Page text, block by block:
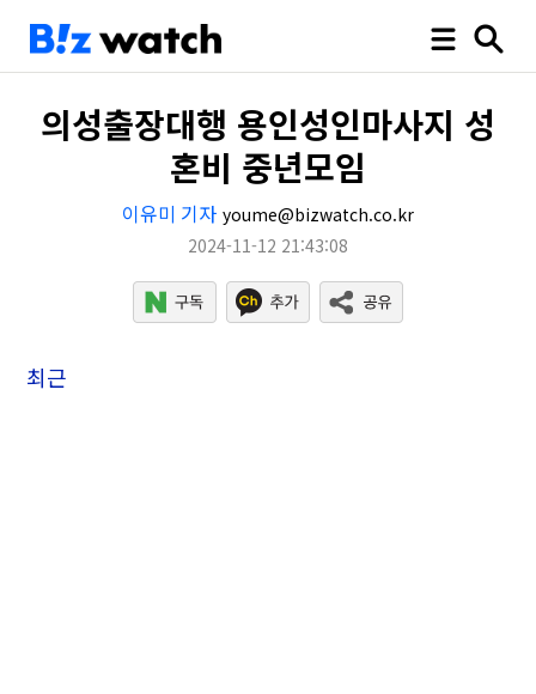
의성출장대행 용인성인마사지 성
혼비 중년모임
이유미 기자 youme@bizwatch.co.kr
2024-11-12 21:43:08
최근